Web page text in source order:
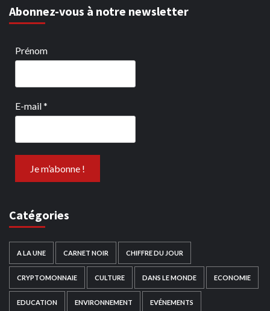
Abonnez-vous à notre newsletter
Prénom
E-mail*
Catégories
A LA UNE CARNET NOIR CHIFFRE DU JOUR
CRYPTOMONNAIE CULTURE DANS LE MONDE ECONOMIE
EDUCATION ENVIRONNEMENT EVÉNEMENTS